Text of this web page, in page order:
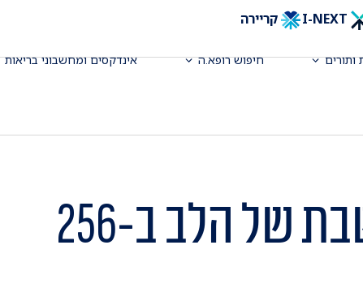
קריירה
ותורים חיפוש רופא.ה אינדקסים ומחשבוני בריאות
טומוגרפיה ממוחשבת של הלב ב-256